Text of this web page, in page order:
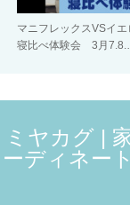
マニフレックスVSイ
寝比べ体験会 3月
ミヤカグ |
ーディネー